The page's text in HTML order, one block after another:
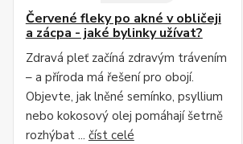
Červené fleky po akné v obličeji
a zácpa - jaké bylinky užívat?
Zdravá pleť začíná zdravým trávením
– a příroda má řešení pro obojí.
Objevte, jak lněné semínko, psyllium
nebo kokosový olej pomáhají šetrně
rozhýbat ... číst celé